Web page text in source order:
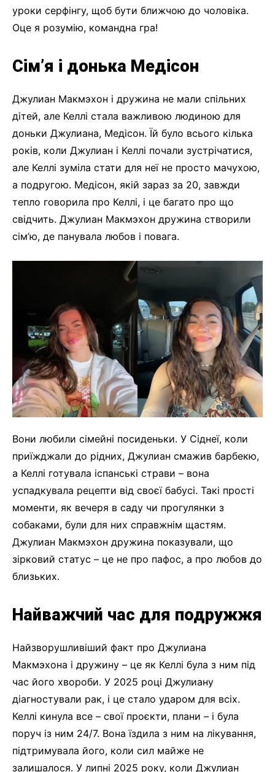
уроки серфінгу, щоб бути ближчою до чоловіка.
Оце я розумію, командна гра!
Сім’я і донька Медісон
Джулиан Макмэхон і дружина не мали спільних
дітей, але Келлі стала важливою людиною для
доньки Джулиана, Медісон. Їй було всього кілька
років, коли Джулиан і Келлі почали зустрічатися,
але Келлі зуміла стати для неї не просто мачухою,
а подругою. Медісон, якій зараз за 20, завжди
тепло говорила про Келлі, і це багато про що
свідчить. Джулиан Макмэхон дружина створили
сім’ю, де панувала любов і повага.
Вони любили сімейні посиденьки. У Сіднеї, коли
приїжджали до рідних, Джулиан смажив барбекю,
а Келлі готувала іспанські страви – вона
успадкувала рецепти від своєї бабусі. Такі прості
моменти, як вечеря в саду чи прогулянки з
собаками, були для них справжнім щастям.
Джулиан Макмэхон дружина показували, що
зірковий статус – це не про пафос, а про любов до
близьких.
Найважчий час для подружжя
Найзворушливіший факт про Джулиана
Макмэхона і дружину – це як Келлі була з ним під
час його хвороби. У 2025 році Джулиану
діагностували рак, і це стало ударом для всіх.
Келлі кинула все – свої проєкти, плани – і була
поруч із ним 24/7. Вона їздила з ним на лікування,
підтримувала його, коли сил майже не
залишалося. У липні 2025 року, коли Джулиан